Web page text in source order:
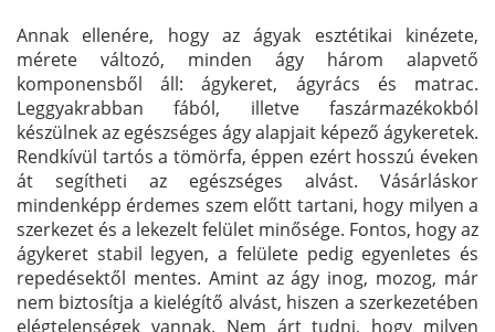
Annak ellenére, hogy az ágyak esztétikai kinézete,
mérete változó, minden ágy három alapvető
komponensből áll: ágykeret, ágyrács és matrac.
Leggyakrabban fából, illetve faszármazékokból
készülnek az egészséges ágy alapjait képező ágykeretek.
Rendkívül tartós a tömörfa, éppen ezért hosszú éveken
át segítheti az egészséges alvást. Vásárláskor
mindenképp érdemes szem előtt tartani, hogy milyen a
szerkezet és a lekezelt felület minősége. Fontos, hogy az
ágykeret stabil legyen, a felülete pedig egyenletes és
repedésektől mentes. Amint az ágy inog, mozog, már
nem biztosítja a kielégítő alvást, hiszen a szerkezetében
elégtelenségek vannak. Nem árt tudni, hogy milyen